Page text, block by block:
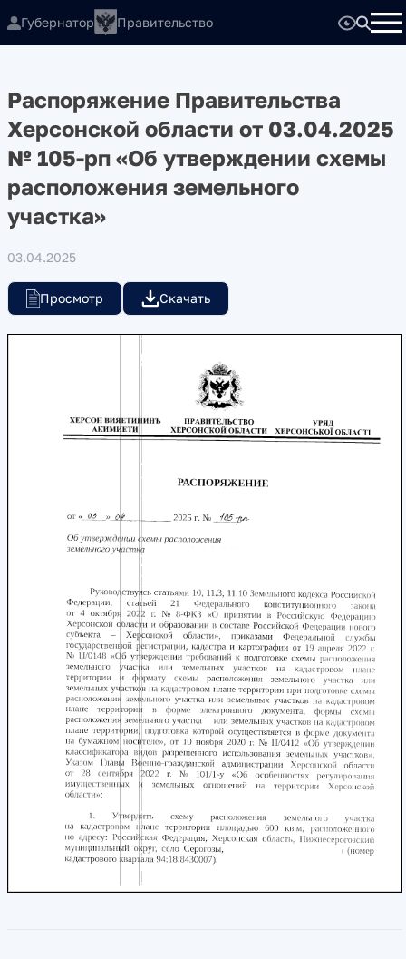
Губернатор Правительство
Распоряжение Правительства
Херсонской области от 03.04.2025
№ 105-рп «Об утверждении схемы
расположения земельного
участка»
03.04.2025
Просмотр Скачать